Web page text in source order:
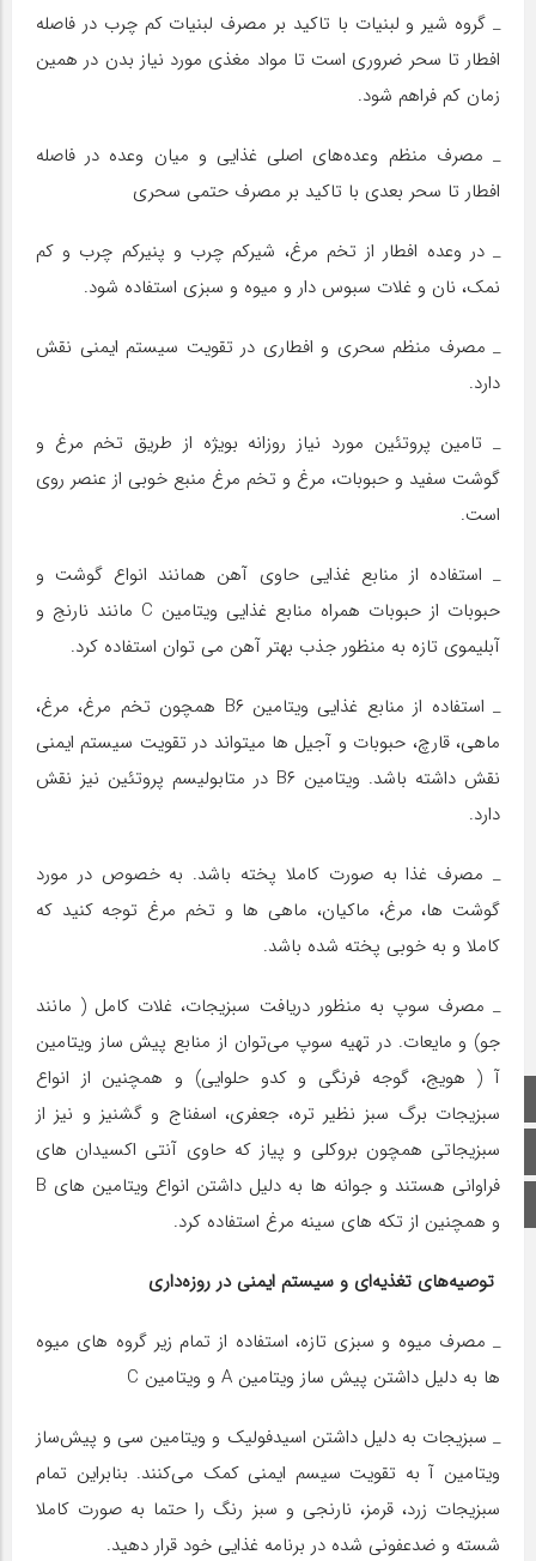
اینستاگرام
برو بالا
_ گروه شیر و لبنیات با تاکید بر مصرف لبنیات کم چرب در فاصله
افطار تا سحر ضروری است تا مواد مغذی مورد نیاز بدن در همین
زمان کم فراهم شود.
_ مصرف منظم وعده‌های اصلی غذایی و میان وعده در فاصله
افطار تا سحر بعدی با تاکید بر مصرف حتمی سحری
_ در وعده افطار از تخم مرغ، شیرکم چرب و پنیرکم چرب و کم
نمک، نان و غلات سبوس دار و میوه و سبزی استفاده شود.
_ مصرف منظم سحری و افطاری در تقویت سیستم ایمنی نقش
دارد.
_ تامین پروتئین مورد نیاز روزانه بویژه از طریق تخم مرغ و
گوشت سفید و حبوبات، مرغ و تخم مرغ منبع خوبی از عنصر روی
است.
_ استفاده از منابع غذایی حاوی آهن همانند انواع گوشت و
حبوبات از حبوبات همراه منابع غذایی ویتامین C مانند نارنج و
آبلیموی تازه به منظور جذب بهتر آهن می توان استفاده کرد.
_ استفاده از منابع غذایی ویتامین B۶ همچون تخم مرغ، مرغ،
ماهی، قارچ، حبوبات و آجیل ها میتواند در تقویت سیستم ایمنی
نقش داشته باشد. ویتامین B۶ در متابولیسم پروتئین نیز نقش
دارد.
_ مصرف غذا به صورت کاملا پخته باشد. به خصوص در مورد
گوشت ها، مرغ، ماکیان، ماهی ها و تخم مرغ توجه کنید که
کاملا و به خوبی پخته شده باشد.
_ مصرف سوپ به منظور دریافت سبزیجات، غلات کامل ( مانند
جو) و مایعات. در تهیه سوپ می‌توان از منابع پیش ساز ویتامین
آ ( هویج، گوجه فرنگی و کدو حلوایی) و همچنین از انواع
سبزیجات برگ سبز نظیر تره، جعفری، اسفناج و گشنیز و نیز از
سبزیجاتی همچون بروکلی و پیاز که حاوی آنتی اکسیدان های
فراوانی هستند و جوانه ها به دلیل داشتن انواع ویتامین های B
و همچنین از تکه های سینه مرغ استفاده کرد.
توصیه‌های تغذیه‌ای و سیستم ایمنی در روزه‌داری
_ مصرف میوه و سبزی تازه، استفاده از تمام زیر گروه های میوه
ها به دلیل داشتن پیش ساز ویتامین A و ویتامین C
_ سبزیجات به دلیل داشتن اسیدفولیک و ویتامین سی و پیش‌ساز
ویتامین آ به تقویت سیسم ایمنی کمک می‌کنند. بنابراین تمام
سبزیجات زرد، قرمز، نارنجی و سبز رنگ را حتما به صورت کاملا
شسته و ضدعفونی شده در برنامه غذایی خود قرار دهید.